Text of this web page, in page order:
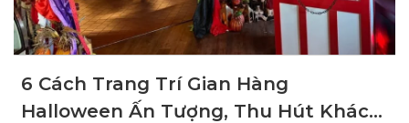
6 Cách Trang Trí Gian Hàng
Halloween Ấn Tượng, Thu Hút Khách